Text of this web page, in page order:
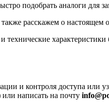
подобрать аналоги для
также расскажем о настоящем
и контроля доступа или
написать на почту